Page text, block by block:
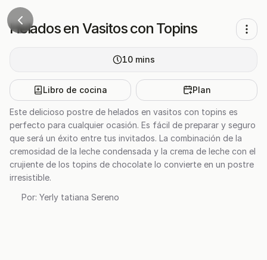
Helados en Vasitos con Topins
10 mins
Libro de cocina Plan
Este delicioso postre de helados en vasitos con topins es
perfecto para cualquier ocasión. Es fácil de preparar y seguro
que será un éxito entre tus invitados. La combinación de la
cremosidad de la leche condensada y la crema de leche con el
crujiente de los topins de chocolate lo convierte en un postre
irresistible.
Por: Yerly tatiana Sereno